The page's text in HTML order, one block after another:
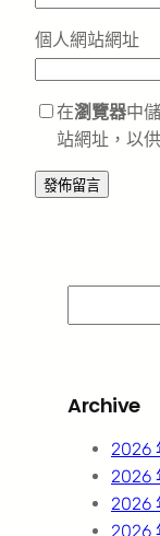
個人網站網址
在瀏覽器中
站網址，以
e
c
Archive
2026
2026
2026
2026